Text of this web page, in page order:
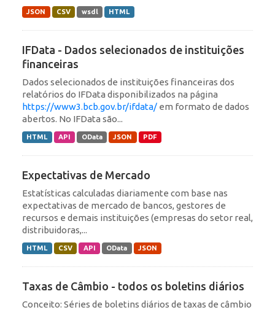
JSON CSV wsdl HTML
IFData - Dados selecionados de instituições
financeiras
Dados selecionados de instituições financeiras dos
relatórios do IFData disponibilizados na página
https://www3.bcb.gov.br/ifdata/ em formato de dados
abertos. No IFData são...
HTML API OData JSON PDF
Expectativas de Mercado
Estatísticas calculadas diariamente com base nas
expectativas de mercado de bancos, gestores de
recursos e demais instituições (empresas do setor real,
distribuidoras,...
HTML CSV API OData JSON
Taxas de Câmbio - todos os boletins diários
Conceito: Séries de boletins diários de taxas de câmbio